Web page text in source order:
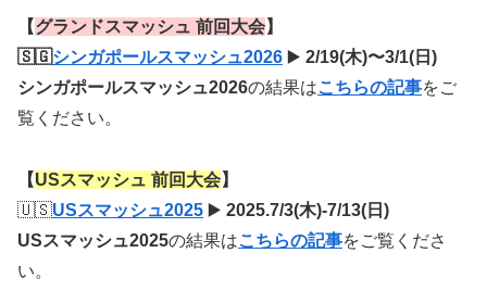
【グランドスマッシュ 前回大会】
🇸🇬シンガポールスマッシュ2026 ▶️ 2/19(木)〜3/1(日)
シンガポールスマッシュ2026の結果はこちらの記事をご
覧ください。
【USスマッシュ 前回大会】
🇺🇸USスマッシュ2025 ▶️ 2025.7/3(木)-7/13(日)
USスマッシュ2025の結果はこちらの記事をご覧くださ
い。